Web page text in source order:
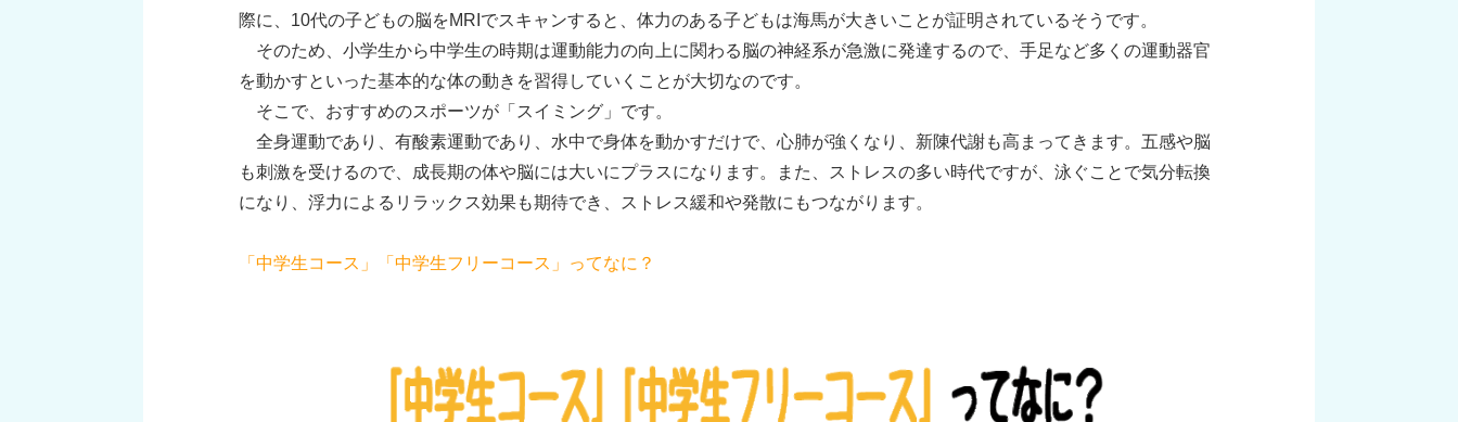
際に、10代の子どもの脳をMRIでスキャンすると、体力のある子どもは海馬が大きいことが証明されているそうです。
そのため、小学生から中学生の時期は運動能力の向上に関わる脳の神経系が急激に発達するので、手足など多くの運動器官
を動かすといった基本的な体の動きを習得していくことが大切なのです。
そこで、おすすめのスポーツが「スイミング」です。
全身運動であり、有酸素運動であり、水中で身体を動かすだけで、心肺が強くなり、新陳代謝も高まってきます。五感や脳
も刺激を受けるので、成長期の体や脳には大いにプラスになります。また、ストレスの多い時代ですが、泳ぐことで気分転換
になり、浮力によるリラックス効果も期待でき、ストレス緩和や発散にもつながります。
「中学生コース」「中学生フリーコース」ってなに？